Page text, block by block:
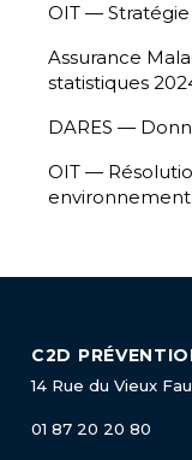
OIT — Stratégie
Assurance
statistiques
DARES —
OIT —
environnement
C2D
14 Rue du Vieux
01 87 20 20 80